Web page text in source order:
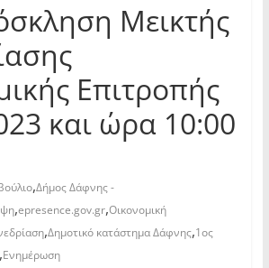
Μεικτής
Επιτροπής
και ώρα 10:00
,Δήμος Δάφνης -
,epresence.gov.gr,Οικονομική
,Δημοτικό κατάστημα Δάφνης,1ος
Ενημέρωση